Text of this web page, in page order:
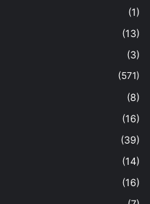
(1)
(13)
(3)
(571)
(8)
(16)
(39)
(14)
(16)